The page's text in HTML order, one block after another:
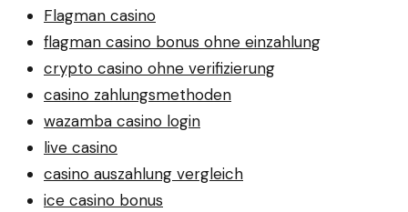
Flagman casino
flagman casino bonus ohne einzahlung
crypto casino ohne verifizierung
casino zahlungsmethoden
wazamba casino login
live casino
casino auszahlung vergleich
ice casino bonus